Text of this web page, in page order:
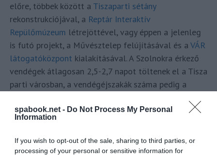
spabook.net - Do Not Process My Personal
Information
If you wish to opt-out of the sale, sharing to third parties, or
processing of your personal or sensitive information for
előre, többek között a Tiszaparti sétány
rekonstrukciójával, a Reptár Interaktív
Repülőmúzeum létrejöttével, vagy éppen a jelenleg
is futó projekt, a Művésztelep felújításával és a VÁR
látogatóközpont kialakításával. A Szolnokra érkező
vendégek átlagosan 2,5-2,7 napot töltenek el a Tisza
parti városban, a vendégéjszakák száma pedig a
Könnyid László a
a figyelmet, amikor a beruházást méltatta: